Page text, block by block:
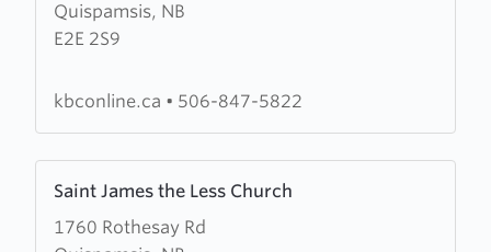
Quispamsis, NB
E2E 2S9
Kennebecasis
Baptist
kbconline.ca • 506-847-5822
Saint James the Less Church
1760 Rothesay Rd
more
about